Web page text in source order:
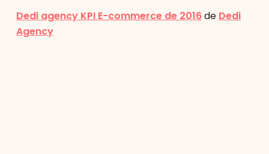
Dedi agency KPI E-commerce de 2016de Dedi
Agency